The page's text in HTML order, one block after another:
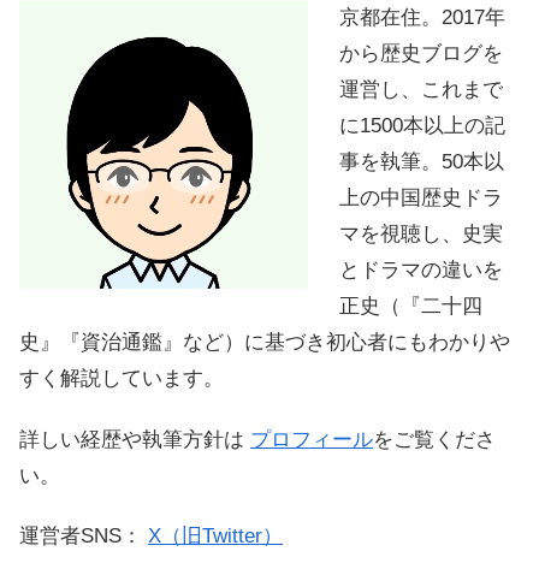
京都在住。2017年
から歴史ブログを
運営し、これまで
に1500本以上の記
事を執筆。50本以
上の中国歴史ドラ
マを視聴し、史実
とドラマの違いを
正史（『二十四
史』『資治通鑑』など）に基づき初心者にもわかりや
すく解説しています。
詳しい経歴や執筆方針は プロフィールをご覧くださ
い。
運営者SNS： X（旧Twitter）